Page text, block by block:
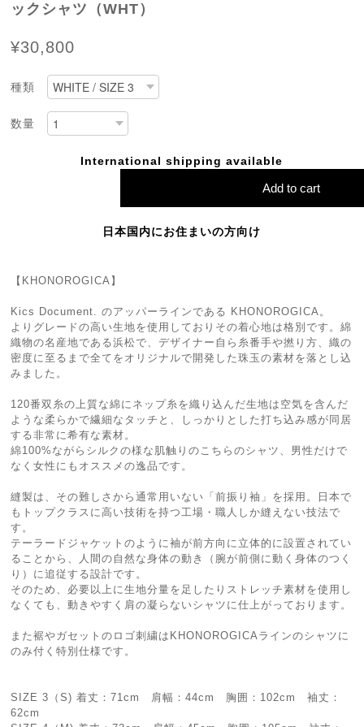
ックシャツ（WHT）
¥30,800
種類
数量
International shipping available
Add to cart
日本国内にお住まいの方向け
【KHONOROGICA】
Kics Document. のアッパーラインである KHONOROGICA。
よりグレードの高い生地を使用しておりその着心地は格別です。綿
織物の名産地である浜松で、デザイナー自ら糸番手や撚り方、織の
密度に至るまで全てをオリジナルで開発した珠玉の素材を落とし込
みました。
120番双糸の上質な綿にネップ糸を織り込んだ生地は空気を含んだ
ような柔らかで繊細なタッチと、しっかりとした打ち込み感が同居
する非常に希有な素材。
綿100%ながらシルクの様な肌触りのこちらのシャツ、男性だけで
なく女性にもオススメの逸品です。
縫製は、その難しさから通常用いない「前振り袖」を採用。日本で
もトップクラスに高い技術を持つ工場・職人しか縫えない技法で
す。
テーラードジャケットのように袖が前方向に立体的に設置されてい
ることから、人間の自然な身体の動き（腕が前側に動く身体のつく
り）に追従する設計です。
そのため、必要以上に生地分量を足したりストレッチ素材を使用し
なくても、動きやすく肩の凝らないシャツに仕上がっております。
また裾やガセットのロゴ刺繍はKHONOROGICAラインのシャツに
のみ付く特別仕様です。
SIZE 3（S) 着丈：71cm 肩幅：44cm 胸囲：102cm 袖丈：
62cm